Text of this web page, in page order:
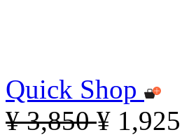
Quick Shop
¥ 3,850¥ 1,925